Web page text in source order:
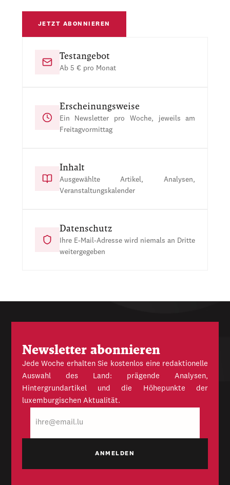
JETZT ABONNIEREN
Testangebot
Ab 5 € pro Monat
Erscheinungsweise
Ein Newsletter pro Woche, jeweils am
Freitagvormittag
Inhalt
Ausgewählte Artikel, Analysen,
Veranstaltungskalender
Datenschutz
Ihre E-Mail-Adresse wird niemals an Dritte
weitergegeben
Newsletter abonnieren
Jede Woche erhalten Sie kostenlos eine redaktionelle
Auswahl des Land: prägende Analysen,
Hintergrundartikel und die Höhepunkte der
luxemburgischen Aktualität.
Mail